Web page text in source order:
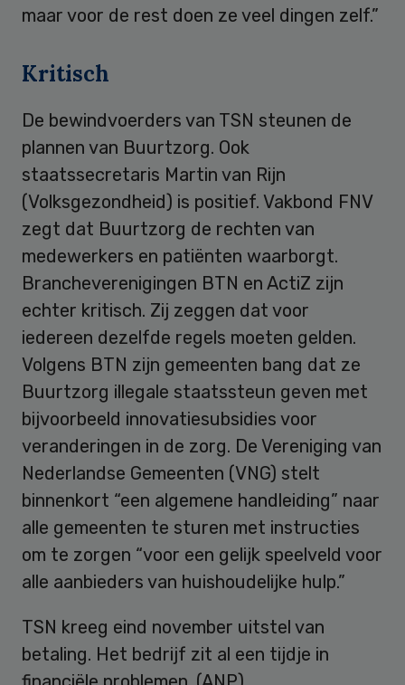
maar voor de rest doen ze veel dingen zelf.”
Kritisch
De bewindvoerders van TSN steunen de
plannen van Buurtzorg. Ook
staatssecretaris Martin van Rijn
(Volksgezondheid) is positief. Vakbond FNV
zegt dat Buurtzorg de rechten van
medewerkers en patiënten waarborgt.
Brancheverenigingen BTN en ActiZ zijn
echter kritisch. Zij zeggen dat voor
iedereen dezelfde regels moeten gelden.
Volgens BTN zijn gemeenten bang dat ze
Buurtzorg illegale staatssteun geven met
bijvoorbeeld innovatiesubsidies voor
veranderingen in de zorg. De Vereniging van
Nederlandse Gemeenten (VNG) stelt
binnenkort “een algemene handleiding” naar
alle gemeenten te sturen met instructies
om te zorgen “voor een gelijk speelveld voor
alle aanbieders van huishoudelijke hulp.”
TSN kreeg eind november uitstel van
betaling. Het bedrijf zit al een tijdje in